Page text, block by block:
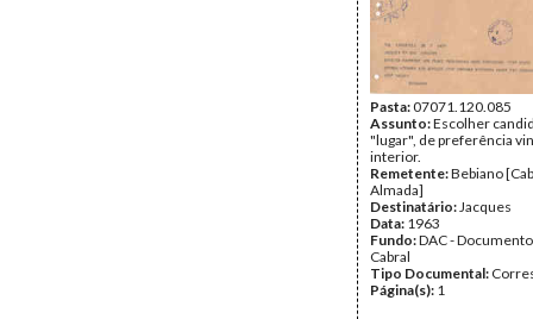
Pasta:07071.120.085
Assunto:Escolher
"lugar", de preferência
interior.
Remetente:Bebiano
Almada]
Destinatário:Jacques
Data: 1963
Fundo:DAC -
Cabral
Tipo Documental:
Página(s): 1